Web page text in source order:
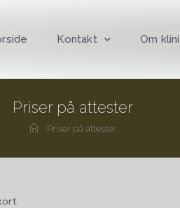
Kontakt Om
Priser på attester
Priser på attester